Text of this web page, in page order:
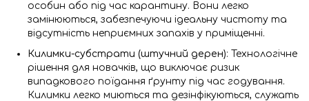
особин або під час карантину. Вони легко
замінюються, забезпечуючи ідеальну чистоту та
відсутність неприємних запахів у приміщенні.
Килимки-субстрати (штучний дерен): Технологічне
рішення для новачків, що виключає ризик
випадкового поїдання ґрунту під час годування.
Килимки легко миються та дезінфікуються, служать